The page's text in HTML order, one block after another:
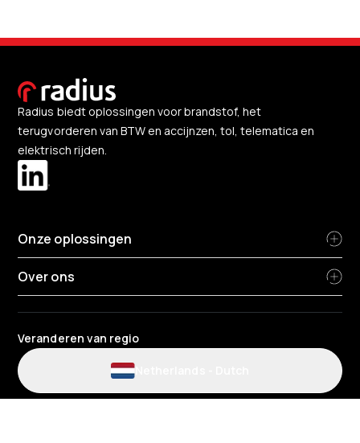
Radius biedt oplossingen voor brandstof, het
terugvorderen van BTW en accijnzen, tol, telematica en
elektrisch rijden.
Onze oplossingen
Over ons
Veranderen van regio